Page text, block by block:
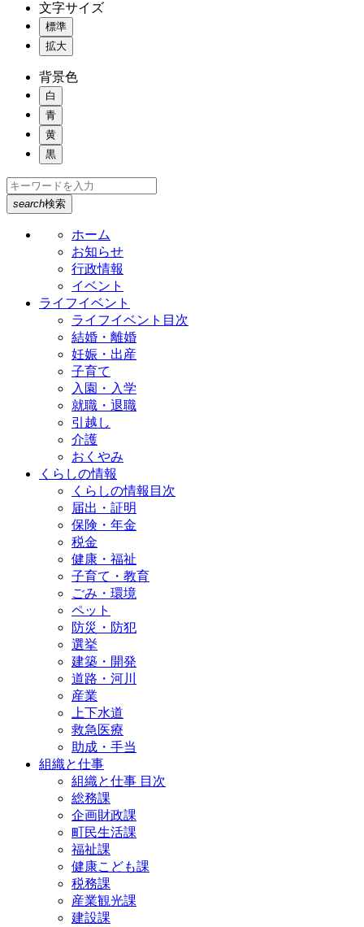
文字サイズ
標準
拡大
背景色
白
青
黄
黒
search検索
ホーム
お知らせ
行政情報
イベント
ライフイベント
ライフイベント目次
結婚・離婚
妊娠・出産
子育て
入園・入学
就職・退職
引越し
介護
おくやみ
くらしの情報
くらしの情報目次
届出・証明
保険・年金
税金
健康・福祉
子育て・教育
ごみ・環境
ペット
防災・防犯
選挙
建築・開発
道路・河川
産業
上下水道
救急医療
助成・手当
組織と仕事
組織と仕事 目次
総務課
企画財政課
町民生活課
福祉課
健康こども課
税務課
産業観光課
建設課